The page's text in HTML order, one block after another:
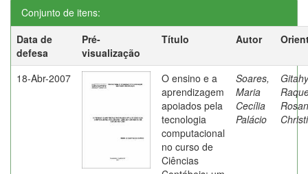
Conjunto de itens:
Data de
defesa
Pré-
visualização
Título Autor
18-Abr-2007
O ensino e a
aprendizagem
apoiados pela
tecnologia
computacional
no curso de
Ciências
Soares,
Maria
Cecília
Palácio
Rosan